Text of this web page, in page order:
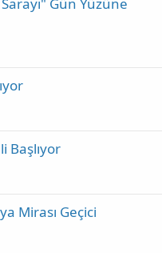
Başlıyor
Mirası Geçici